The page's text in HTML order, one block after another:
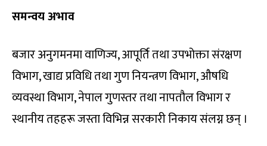
समन्वय अभाव
बजार अनुगमनमा वाणिज्य, आपूर्ति तथा उपभोक्ता संरक्षण
विभाग, खाद्य प्रविधि तथा गुण नियन्त्रण विभाग, औषधि
व्यवस्था विभाग, नेपाल गुणस्तर तथा नापतौल विभाग र
स्थानीय तहहरू जस्ता विभिन्न सरकारी निकाय संलग्न छन् ।